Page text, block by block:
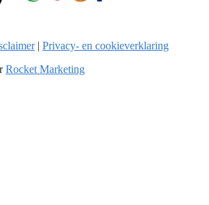
| Privacy- en cookieverklaring
Rocket Marketing